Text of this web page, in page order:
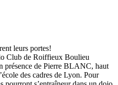
leurs portes!
Club de Roiffieux Boulieu
présence de Pierre BLANC, haut
des cadres de Lyon. Pour